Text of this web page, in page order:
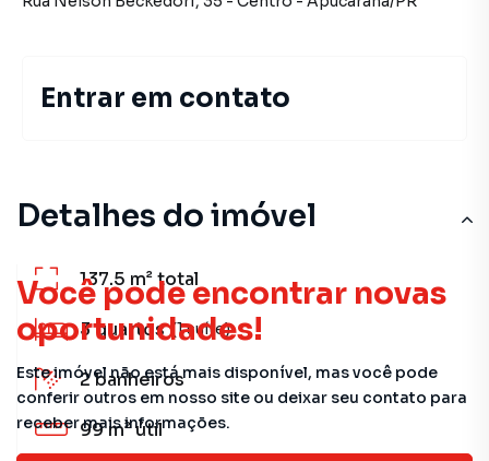
Você pode encontrar novas
oportunidades!
Este imóvel não está mais disponível, mas você pode
conferir outros em nosso site ou deixar seu contato para
receber mais informações.
Detalhes do imóvel
137.5 m²total
3quartos (1 suíte)
2banheiros
99 m²útil
Entrar em contato